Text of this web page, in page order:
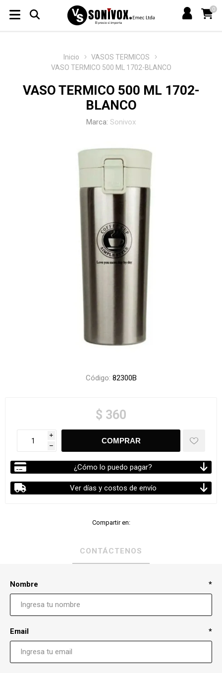
0
Inicio
VASOS TERMICOS
VASO TERMICO 500 ML 1702-BLANCO
VASO TERMICO 500 ML 1702-
BLANCO
Marca: Sonivox
Código: 82300B
$ 360
i
h
¿Cómo lo puedo pagar?
Ver días y costos de envío
Compartir en:
CONTÁCTENOS
Nombre *
Email *